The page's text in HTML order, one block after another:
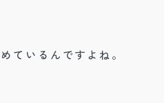
ているんですよね。